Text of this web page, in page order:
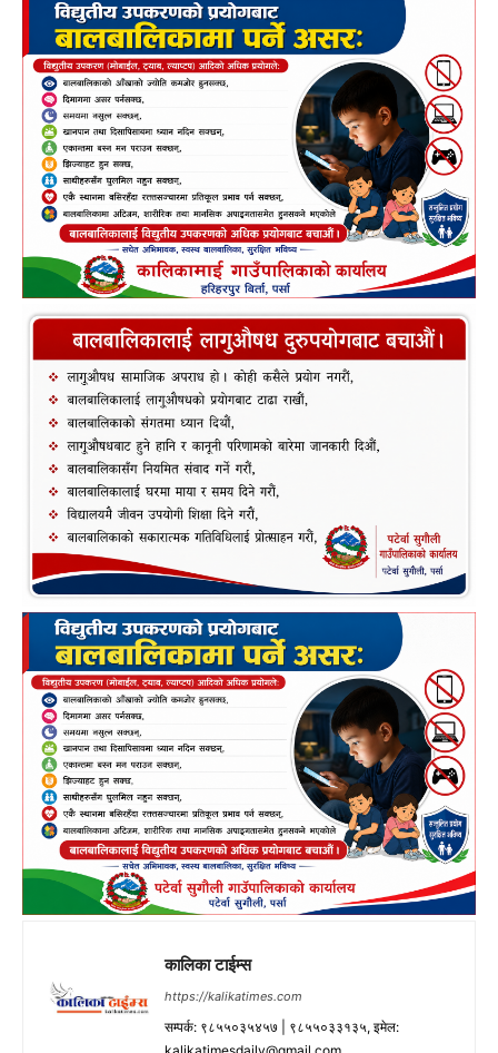
कालिका टाईम्स
https://kalikatimes.com
सम्पर्क: ९८५५०३५४५७ | ९८५५०३३१३५, इमेल: